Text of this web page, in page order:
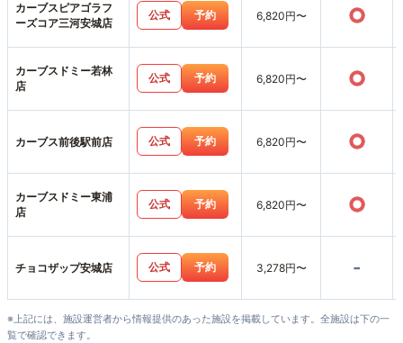
カーブスピアゴラフ
ーズコア三河安城店
公式 予約 6,820円〜 ○
カーブスドミー若林
店
公式 予約 6,820円〜 ○
カーブス前後駅前店 公式 予約 6,820円〜 ○
カーブスドミー東浦
店
公式 予約 6,820円〜 ○
チョコザップ安城店 公式 予約 3,278円〜 -
※上記には、施設運営者から情報提供のあった施設を掲載しています。全施設は下の一
覧で確認できます。